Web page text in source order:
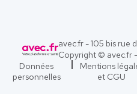
avec.fr - 105 bis rue
Copyright © avec.fr
Données
personnelles
Mentions
et CGU